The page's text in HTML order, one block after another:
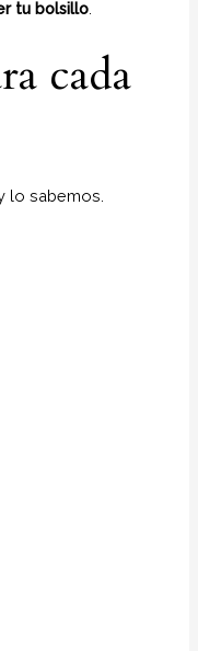
tu bolsillo
cada
lo sabemos.